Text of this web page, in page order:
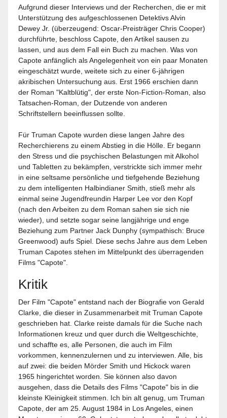
Aufgrund dieser Interviews und der Recherchen, die er mit
Unterstützung des aufgeschlossenen Detektivs Alvin
Dewey Jr. (überzeugend: Oscar-Preisträger Chris Cooper)
durchführte, beschloss Capote, den Artikel sausen zu
lassen, und aus dem Fall ein Buch zu machen. Was von
Capote anfänglich als Angelegenheit von ein paar Monaten
eingeschätzt wurde, weitete sich zu einer 6-jährigen
akribischen Untersuchung aus. Erst 1966 erschien dann
der Roman "Kaltblütig", der erste Non-Fiction-Roman, also
Tatsachen-Roman, der Dutzende von anderen
Schriftstellern beeinflussen sollte.
Für Truman Capote wurden diese langen Jahre des
Recherchierens zu einem Abstieg in die Hölle. Er begann
den Stress und die psychischen Belastungen mit Alkohol
und Tabletten zu bekämpfen, verstrickte sich immer mehr
in eine seltsame persönliche und tiefgehende Beziehung
zu dem intelligenten Halbindianer Smith, stieß mehr als
einmal seine Jugendfreundin Harper Lee vor den Kopf
(nach den Arbeiten zu dem Roman sahen sie sich nie
wieder), und setzte sogar seine langjährige und enge
Beziehung zum Partner Jack Dunphy (sympathisch: Bruce
Greenwood) aufs Spiel. Diese sechs Jahre aus dem Leben
Truman Capotes stehen im Mittelpunkt des überragenden
Films "Capote".
Kritik
Der Film "Capote" entstand nach der Biografie von Gerald
Clarke, die dieser in Zusammenarbeit mit Truman Capote
geschrieben hat. Clarke reiste damals für die Suche nach
Informationen kreuz und quer durch die Weltgeschichte,
und schaffte es, alle Personen, die auch im Film
vorkommen, kennenzulernen und zu interviewen. Alle, bis
auf zwei: die beiden Mörder Smith und Hickock waren
1965 hingerichtet worden. Sie können also davon
ausgehen, dass die Details des Films "Capote" bis in die
kleinste Kleinigkeit stimmen. Ich bin alt genug, um Truman
Capote, der am 25. August 1984 in Los Angeles, einen